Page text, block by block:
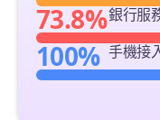
73.8%銀行服
100% 手機接